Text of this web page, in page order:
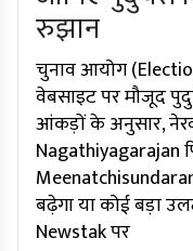
रुझान
चुनाव आयोग
वेबसाइट पर मौजूद
आंकड़ों के अनुसार,
Nagathiyagarajan
बढ़ेगा या कोई बड़ा
Newstak पर